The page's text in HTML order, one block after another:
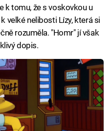
k tomu, že s voskovkou u
velké nelibosti Lízy, která si
rozuměla. "Homr" jí však
dopis.